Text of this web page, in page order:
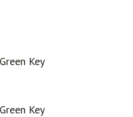
Key
Key